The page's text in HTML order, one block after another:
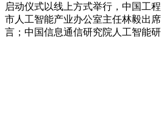
启动仪式以线上方式举行，中国工
市人工智能产业办公室主任林毅出
言；中国信息通信研究院人工智能